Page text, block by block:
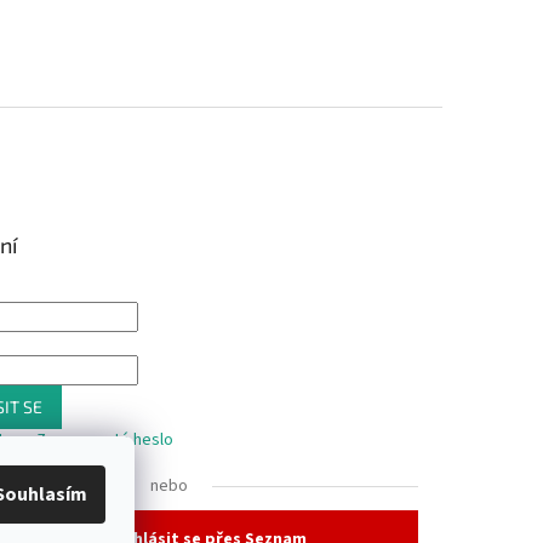
SE
Zapomenuté heslo
nebo